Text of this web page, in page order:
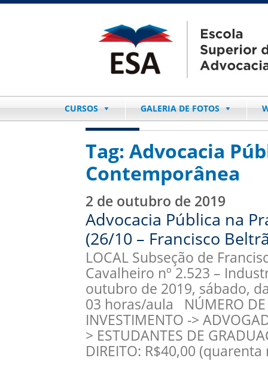
CURSOS GALERIA DE FOTOS
Tag: Advocacia
Contemporânea
2 de outubro de 2019
Advocacia Pública na
(26/10 – Francisco
LOCAL Subseção de
Cavalheiro nº 2.523 –
outubro de 2019, sábado,
03 horas/aula NÚMERO
INVESTIMENTO ->
> ESTUDANTES DE
DIREITO: R$40,00